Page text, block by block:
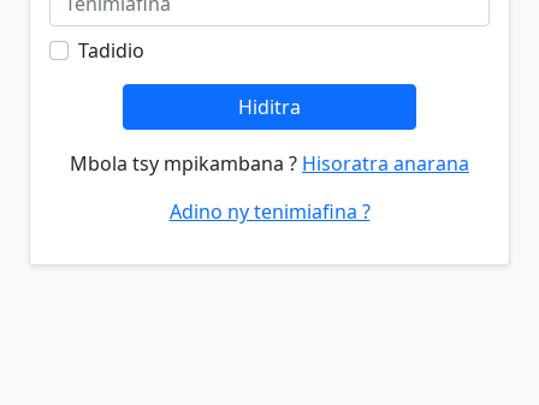
Tadidio
Hiditra
Mbola tsy mpikambana ? Hisoratra anarana
Adino ny tenimiafina ?